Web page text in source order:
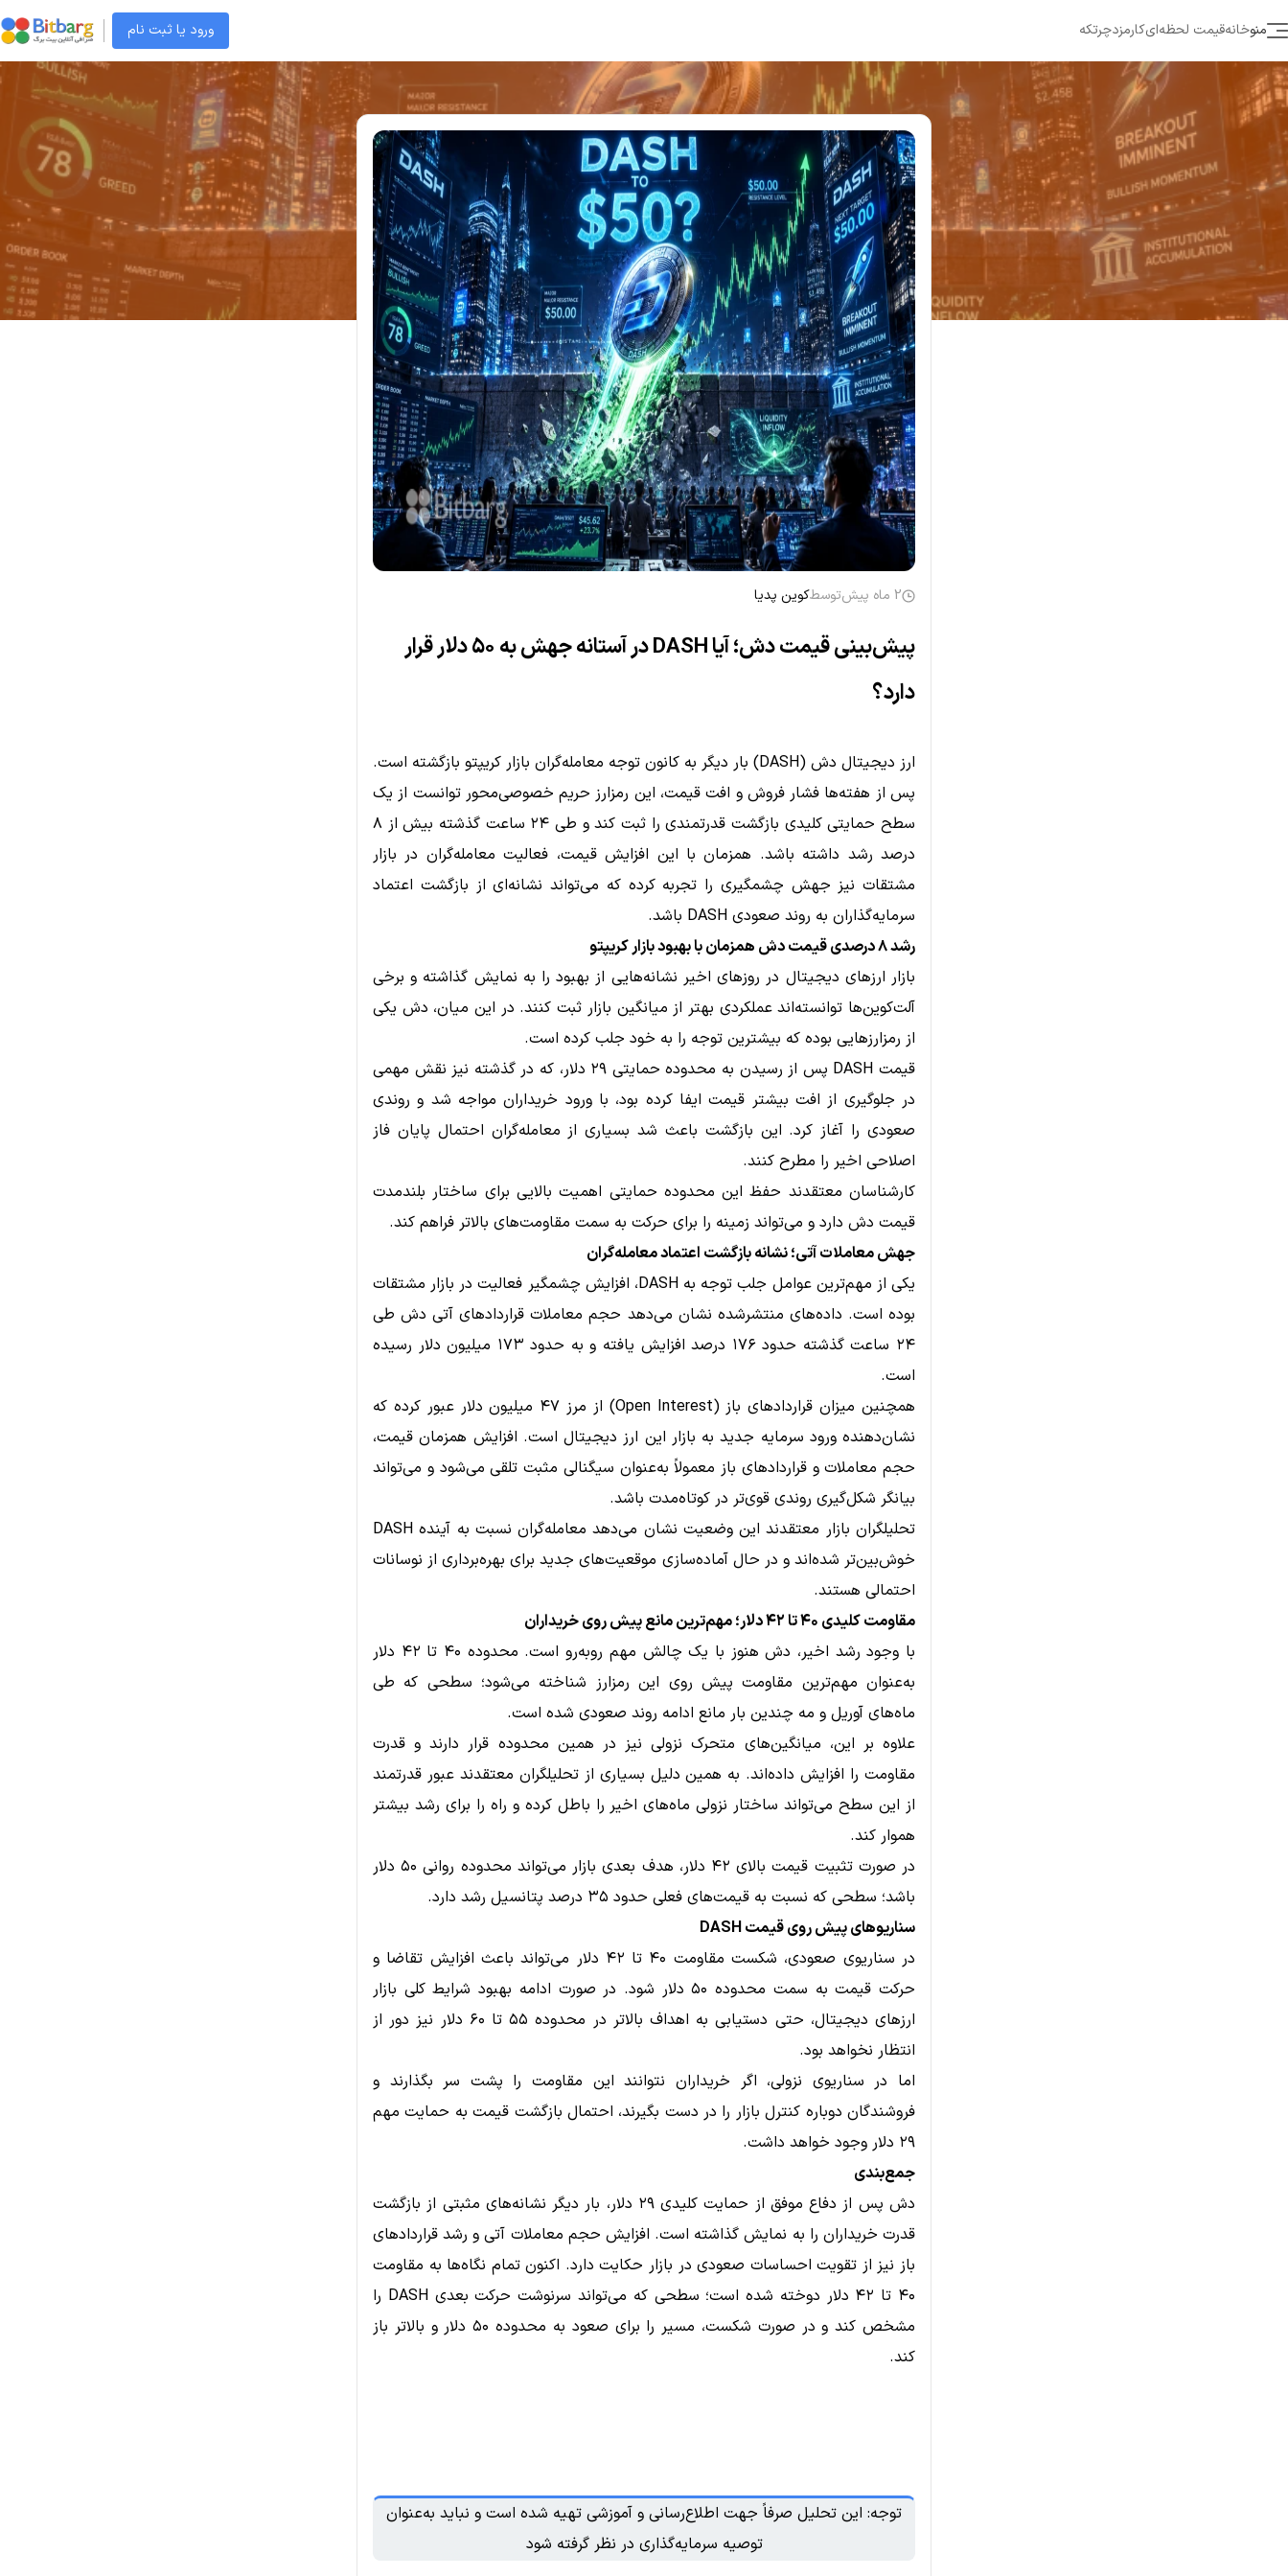
ورود یا ثبت نام چرتکهکارمزدقیمت لحظه‌ایخانهمنو
2 ماه پیش توسطکوین پدیا
پیش‌بینی قیمت دش؛ آیا DASH در آستانه جهش به ۵۰ دلار قرار
دارد؟
ارز دیجیتال دش (DASH) بار دیگر به کانون توجه معامله‌گران بازار کریپتو بازگشته است.
پس از هفته‌ها فشار فروش و افت قیمت، این رمزارز حریم خصوصی‌محور توانست از یک
سطح حمایتی کلیدی بازگشت قدرتمندی را ثبت کند و طی ۲۴ ساعت گذشته بیش از ۸
درصد رشد داشته باشد. همزمان با این افزایش قیمت، فعالیت معامله‌گران در بازار
مشتقات نیز جهش چشمگیری را تجربه کرده که می‌تواند نشانه‌ای از بازگشت اعتماد
سرمایه‌گذاران به روند صعودی DASH باشد.
رشد ۸ درصدی قیمت دش همزمان با بهبود بازار کریپتو
بازار ارزهای دیجیتال در روزهای اخیر نشانه‌هایی از بهبود را به نمایش گذاشته و برخی
آلت‌کوین‌ها توانسته‌اند عملکردی بهتر از میانگین بازار ثبت کنند. در این میان، دش یکی
از رمزارزهایی بوده که بیشترین توجه را به خود جلب کرده است.
قیمت DASH پس از رسیدن به محدوده حمایتی ۲۹ دلار، که در گذشته نیز نقش مهمی
در جلوگیری از افت بیشتر قیمت ایفا کرده بود، با ورود خریداران مواجه شد و روندی
صعودی را آغاز کرد. این بازگشت باعث شد بسیاری از معامله‌گران احتمال پایان فاز
اصلاحی اخیر را مطرح کنند.
کارشناسان معتقدند حفظ این محدوده حمایتی اهمیت بالایی برای ساختار بلندمدت
قیمت دش دارد و می‌تواند زمینه را برای حرکت به سمت مقاومت‌های بالاتر فراهم کند.
جهش معاملات آتی؛ نشانه بازگشت اعتماد معامله‌گران
یکی از مهم‌ترین عوامل جلب توجه به DASH، افزایش چشمگیر فعالیت در بازار مشتقات
بوده است. داده‌های منتشرشده نشان می‌دهد حجم معاملات قراردادهای آتی دش طی
۲۴ ساعت گذشته حدود ۱۷۶ درصد افزایش یافته و به حدود ۱۷۳ میلیون دلار رسیده
است.
همچنین میزان قراردادهای باز (Open Interest) از مرز ۴۷ میلیون دلار عبور کرده که
نشان‌دهنده ورود سرمایه جدید به بازار این ارز دیجیتال است. افزایش همزمان قیمت،
حجم معاملات و قراردادهای باز معمولاً به‌عنوان سیگنالی مثبت تلقی می‌شود و می‌تواند
بیانگر شکل‌گیری روندی قوی‌تر در کوتاه‌مدت باشد.
تحلیلگران بازار معتقدند این وضعیت نشان می‌دهد معامله‌گران نسبت به آینده DASH
خوش‌بین‌تر شده‌اند و در حال آماده‌سازی موقعیت‌های جدید برای بهره‌برداری از نوسانات
احتمالی هستند.
مقاومت کلیدی ۴۰ تا ۴۲ دلار؛ مهم‌ترین مانع پیش روی خریداران
با وجود رشد اخیر، دش هنوز با یک چالش مهم روبه‌رو است. محدوده ۴۰ تا ۴۲ دلار
به‌عنوان مهم‌ترین مقاومت پیش روی این رمزارز شناخته می‌شود؛ سطحی که طی
ماه‌های آوریل و مه چندین بار مانع ادامه روند صعودی شده است.
علاوه بر این، میانگین‌های متحرک نزولی نیز در همین محدوده قرار دارند و قدرت
مقاومت را افزایش داده‌اند. به همین دلیل بسیاری از تحلیلگران معتقدند عبور قدرتمند
از این سطح می‌تواند ساختار نزولی ماه‌های اخیر را باطل کرده و راه را برای رشد بیشتر
هموار کند.
در صورت تثبیت قیمت بالای ۴۲ دلار، هدف بعدی بازار می‌تواند محدوده روانی ۵۰ دلار
باشد؛ سطحی که نسبت به قیمت‌های فعلی حدود ۳۵ درصد پتانسیل رشد دارد.
سناریوهای پیش روی قیمت DASH
در سناریوی صعودی، شکست مقاومت ۴۰ تا ۴۲ دلار می‌تواند باعث افزایش تقاضا و
حرکت قیمت به سمت محدوده ۵۰ دلار شود. در صورت ادامه بهبود شرایط کلی بازار
ارزهای دیجیتال، حتی دستیابی به اهداف بالاتر در محدوده ۵۵ تا ۶۰ دلار نیز دور از
انتظار نخواهد بود.
اما در سناریوی نزولی، اگر خریداران نتوانند این مقاومت را پشت سر بگذارند و
فروشندگان دوباره کنترل بازار را در دست بگیرند، احتمال بازگشت قیمت به حمایت مهم
۲۹ دلار وجود خواهد داشت.
جمع‌بندی
دش پس از دفاع موفق از حمایت کلیدی ۲۹ دلار، بار دیگر نشانه‌های مثبتی از بازگشت
قدرت خریداران را به نمایش گذاشته است. افزایش حجم معاملات آتی و رشد قراردادهای
باز نیز از تقویت احساسات صعودی در بازار حکایت دارد. اکنون تمام نگاه‌ها به مقاومت
۴۰ تا ۴۲ دلار دوخته شده است؛ سطحی که می‌تواند سرنوشت حرکت بعدی DASH را
مشخص کند و در صورت شکست، مسیر را برای صعود به محدوده ۵۰ دلار و بالاتر باز
کند.
توجه: این تحلیل صرفاً جهت اطلاع‌رسانی و آموزشی تهیه شده است و نباید به‌عنوان
توصیه سرمایه‌گذاری در نظر گرفته شود